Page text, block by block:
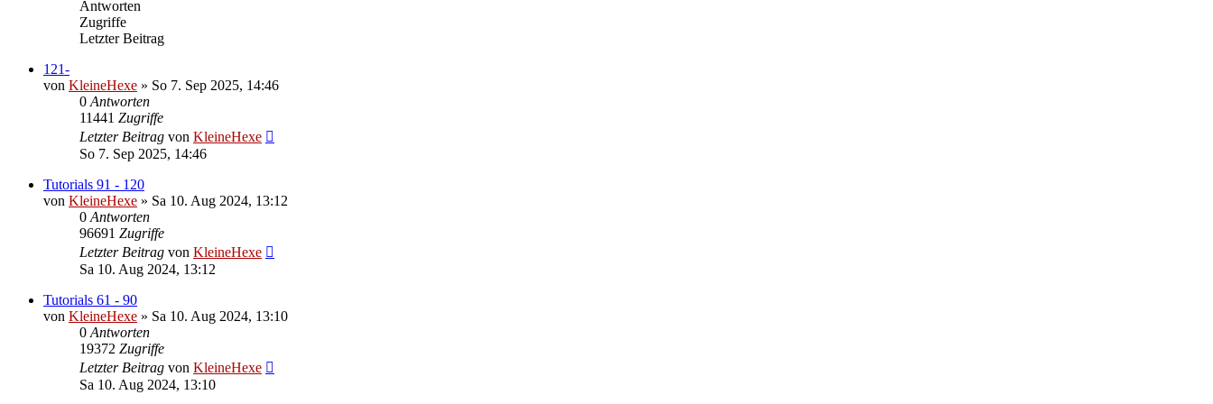
Antworten
Zugriffe
Letzter Beitrag
121-
von KleineHexe » So 7. Sep 2025, 14:46
0 Antworten
11441 Zugriffe
Letzter Beitrag von KleineHexe
So 7. Sep 2025, 14:46
Tutorials 91 - 120
von KleineHexe » Sa 10. Aug 2024, 13:12
0 Antworten
96691 Zugriffe
Letzter Beitrag von KleineHexe
Sa 10. Aug 2024, 13:12
Tutorials 61 - 90
von KleineHexe » Sa 10. Aug 2024, 13:10
0 Antworten
19372 Zugriffe
Letzter Beitrag von KleineHexe
Sa 10. Aug 2024, 13:10